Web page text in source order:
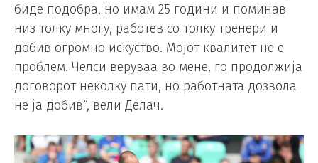
биде подобра, но имам 25 години и поминав
низ толку многу, работев со толку тренери и
добив огромно искуство. Мојот квалитет не е
проблем. Челси веруваа во мене, го продолжија
договорот неколку пати, но работната дозвола
не ја добив“, вели Делач.